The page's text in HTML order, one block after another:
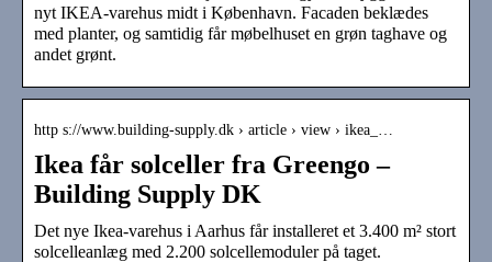
nyt IKEA-varehus midt i København. Facaden beklædes
med planter, og samtidig får møbelhuset en grøn taghave og
andet grønt.
http s://www.building-supply.dk › article › view › ikea_…
Ikea får solceller fra Greengo –
Building Supply DK
Det nye Ikea-varehus i Aarhus får installeret et 3.400 m² stort
solcelleanlæg med 2.200 solcellemoduler på taget.